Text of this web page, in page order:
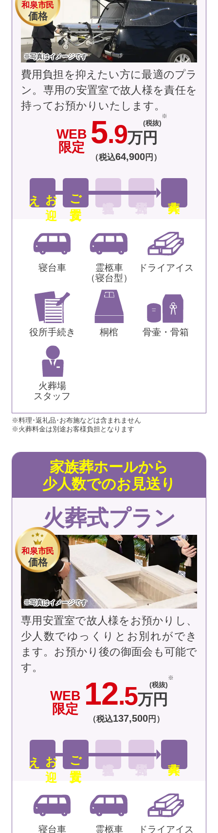
和泉市民
価格
※写真はイメージです
WEB
限定 5.9万円
(税抜)
（税込64,900円）
お
迎
え ご安置
費用負担を抑えたい方に最適のプラ
ン。専用の安置室で故人様を責任を
持ってお預かりいたします。
寝台車
霊柩車
（寝台型）
ドライアイス
役所手続き 桐棺 骨壷・骨箱
火葬場
スタッフ
※料理･返礼品･お布施などは含まれません
※火葬料金は別途お客様負担となります
和泉市民
価格
※写真はイメージです
家族葬ホールから
少人数でのお見送り
火葬式プラン
WEB
限定 12.5万円
(税抜)
（税込137,500円）
お
迎
え ご安置
専用安置室で故人様をお預かりし、
少人数でゆっくりとお別れができ
ます。お預かり後の御面会も可能で
す。
寝台車 霊柩車 ドライアイス